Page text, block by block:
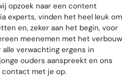
opzoek naar een content
experts, vinden het heel leuk om
en, zeker aan het begin, voor
meenemen met het verbouw
verwachting ergens in
ouders aanspreekt en ons
contact met je op.